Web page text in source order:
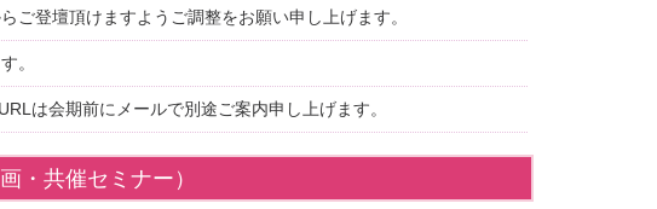
ご登壇頂けますようご調整をお願い申し上げます。
。
は会期前にメールで別途ご案内申し上げます。
・共催セミナー）